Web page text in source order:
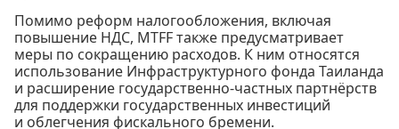
Помимо реформ налогообложения, включая
повышение НДС, MTFF также предусматривает
меры по сокращению расходов. К ним относятся
использование Инфраструктурного фонда Таиланда
и расширение государственно-частных партнёрств
для поддержки государственных инвестиций
и облегчения фискального бремени.